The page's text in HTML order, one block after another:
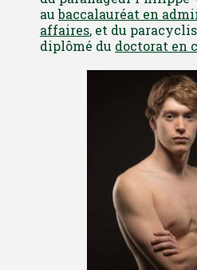
aubaccalauréat en
affaires, et du
diplômé du doctorat en